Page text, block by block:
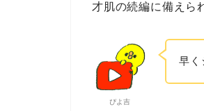
才肌の続編に備えら
ぴよ吉
早